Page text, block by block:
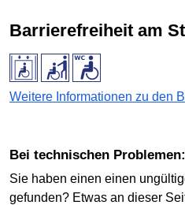
Barrierefreiheit am
Weitere Informationen zu den
bei technischen Problemen:
Sie haben einen einen
gefunden? Etwas an dieser